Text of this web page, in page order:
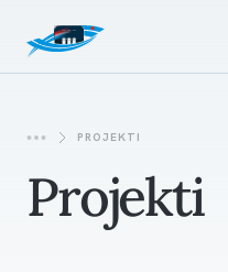
PROJEKTI
Projekti